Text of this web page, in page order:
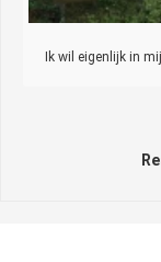
Ik wil eigenlijk in